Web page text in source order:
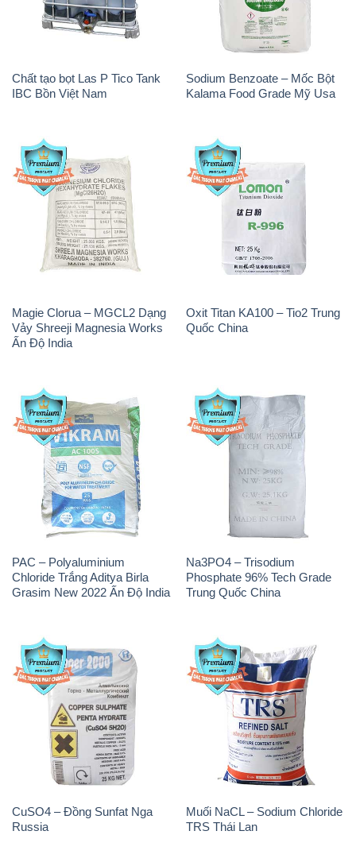
Chất tạo bọt Las P Tico Tank
IBC Bồn Việt Nam
Sodium Benzoate – Mốc Bột
Kalama Food Grade Mỹ Usa
Magie Clorua – MGCL2 Dạng
Vảy Shreeji Magnesia Works
Ấn Độ India
Oxit Titan KA100 – Tio2 Trung
Quốc China
PAC – Polyaluminium
Chloride Trắng Aditya Birla
Grasim New 2022 Ấn Độ India
Na3PO4 – Trisodium
Phosphate 96% Tech Grade
Trung Quốc China
CuSO4 – Đồng Sunfat Nga
Russia
Muối NaCL – Sodium Chloride
TRS Thái Lan